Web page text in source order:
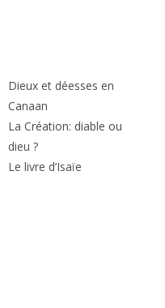
Dieux et déesses en
Canaan
La Création: diable ou
dieu ?
Le livre d’Isaïe